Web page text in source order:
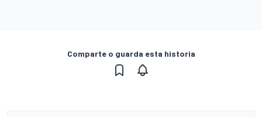
Comparte o guarda esta historia